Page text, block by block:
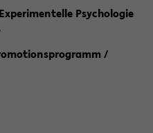
Psychologie
/